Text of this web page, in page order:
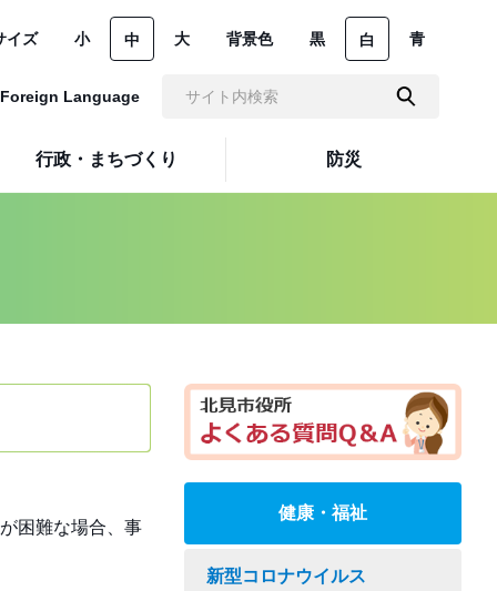
行政・まちづくり 防災
イズ 小 中 大 背景色 黒 白 青
Foreign Language
困難な場合、事
健康・福祉
新型コロナウイルス